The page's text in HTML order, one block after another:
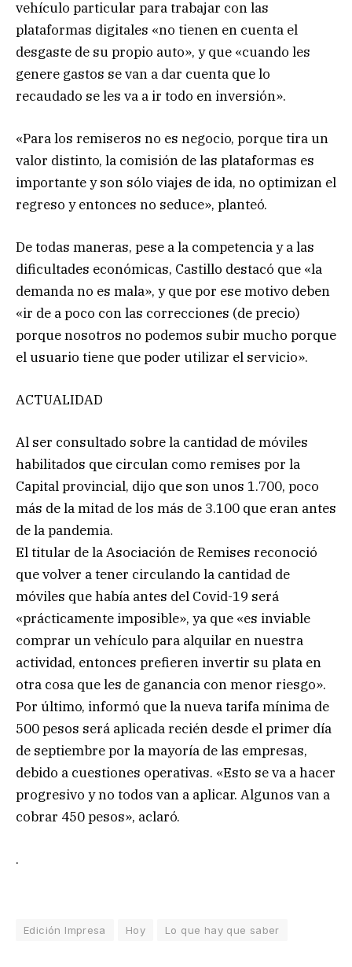
vehículo particular para trabajar con las
plataformas digitales «no tienen en cuenta el
desgaste de su propio auto», y que «cuando les
genere gastos se van a dar cuenta que lo
recaudado se les va a ir todo en inversión».
«Para los remiseros no es negocio, porque tira un
valor distinto, la comisión de las plataformas es
importante y son sólo viajes de ida, no optimizan el
regreso y entonces no seduce», planteó.
De todas maneras, pese a la competencia y a las
dificultades económicas, Castillo destacó que «la
demanda no es mala», y que por ese motivo deben
«ir de a poco con las correcciones (de precio)
porque nosotros no podemos subir mucho porque
el usuario tiene que poder utilizar el servicio».
ACTUALIDAD
Al ser consultado sobre la cantidad de móviles
habilitados que circulan como remises por la
Capital provincial, dijo que son unos 1.700, poco
más de la mitad de los más de 3.100 que eran antes
de la pandemia.
El titular de la Asociación de Remises reconoció
que volver a tener circulando la cantidad de
móviles que había antes del Covid-19 será
«prácticamente imposible», ya que «es inviable
comprar un vehículo para alquilar en nuestra
actividad, entonces prefieren invertir su plata en
otra cosa que les de ganancia con menor riesgo».
Por último, informó que la nueva tarifa mínima de
500 pesos será aplicada recién desde el primer día
de septiembre por la mayoría de las empresas,
debido a cuestiones operativas. «Esto se va a hacer
progresivo y no todos van a aplicar. Algunos van a
cobrar 450 pesos», aclaró.
.
Edición Impresa Hoy Lo que hay que saber